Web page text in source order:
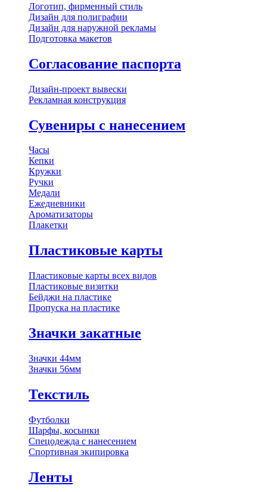
Логотип, фирменный стиль
Дизайн для полиграфии
Дизайн для наружной рекламы
Подготовка макетов
Согласование паспорта
Дизайн-проект вывески
Рекламная конструкция
Сувениры с нанесением
Часы
Кепки
Кружки
Ручки
Медали
Ежедневники
Ароматизаторы
Плакетки
Пластиковые карты
Пластиковые карты всех видов
Пластиковые визитки
Бейджи на пластике
Пропуска на пластике
Значки закатные
Значки 44мм
Значки 56мм
Текстиль
Футболки
Шарфы, косынки
Спецодежда с нанесением
Спортивная экипировка
Ленты